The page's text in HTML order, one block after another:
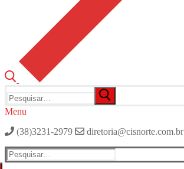
por:
Menu
(38)3231-2979
diretoria@cisnorte.com.br
Pesquisar
por: